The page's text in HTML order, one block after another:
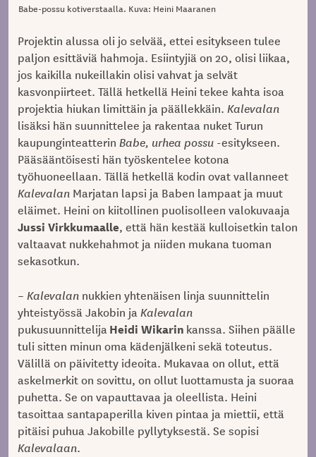
Babe-possu kotiverstaalla. Kuva: Heini Maaranen
Projektin alussa oli jo selvää, ettei esitykseen tulee
paljon esittäviä hahmoja. Esiintyjiä on 20, olisi liikaa,
jos kaikilla nukeillakin olisi vahvat ja selvät
kasvonpiirteet. Tällä hetkellä Heini tekee kahta isoa
projektia hiukan limittäin ja päällekkäin. Kalevalan
lisäksi hän suunnittelee ja rakentaa nuket Turun
kaupunginteatterin Babe, urhea possu-esitykseen.
Pääsääntöisesti hän työskentelee kotona
työhuoneellaan. Tällä hetkellä kodin ovat vallanneet
KalevalanMarjatan lapsi ja Baben lampaat ja muut
eläimet. Heini on kiitollinen puolisolleen valokuvaaja
Jussi Virkkumaalle, että hän kestää kulloisetkin talon
valtaavat nukkehahmot ja niiden mukana tuoman
sekasotkun.
– Kalevalannukkien yhtenäisen linja suunnittelin
yhteistyössä Jakobin jaKalevalan
pukusuunnittelijaHeidi Wikarin kanssa. Siihen päälle
tuli sitten minun oma kädenjälkeni sekä toteutus.
Välillä on päivitetty ideoita. Mukavaa on ollut, että
askelmerkit on sovittu, on ollut luottamusta ja suoraa
puhetta. Se on vapauttavaa ja oleellista. Heini
tasoittaa santapaperilla kiven pintaa ja miettii, että
pitäisi puhua Jakobille pyllytyksestä. Se sopisi
Kalevalaan.